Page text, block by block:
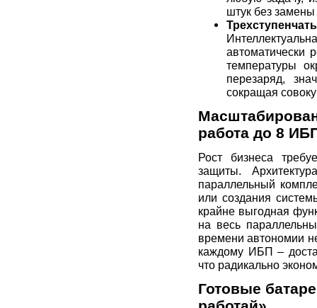
штук без
автоматически
температуры
перезаряд,
сокращая
работа до 8
Рост бизнеса
защиты.
параллельный
или создания
крайне выгодная
на весь
времени автономии
каждому ИБП –
что радикально
Готовые